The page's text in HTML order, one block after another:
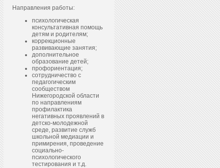
Направления работы:
психологическая
консультативная помощь
детям и родителям;
коррекционные
развивающие занятия;
дополнительное
образование детей;
профориентация;
сотрудничество с
педагогическим
сообществом
Нижегородской области
по направлениям
профилактика
негативных проявлений в
детско-молодежной
среде, развитие служб
школьной медиации и
примирения, проведение
социально-
психологического
тестирования и т.д.